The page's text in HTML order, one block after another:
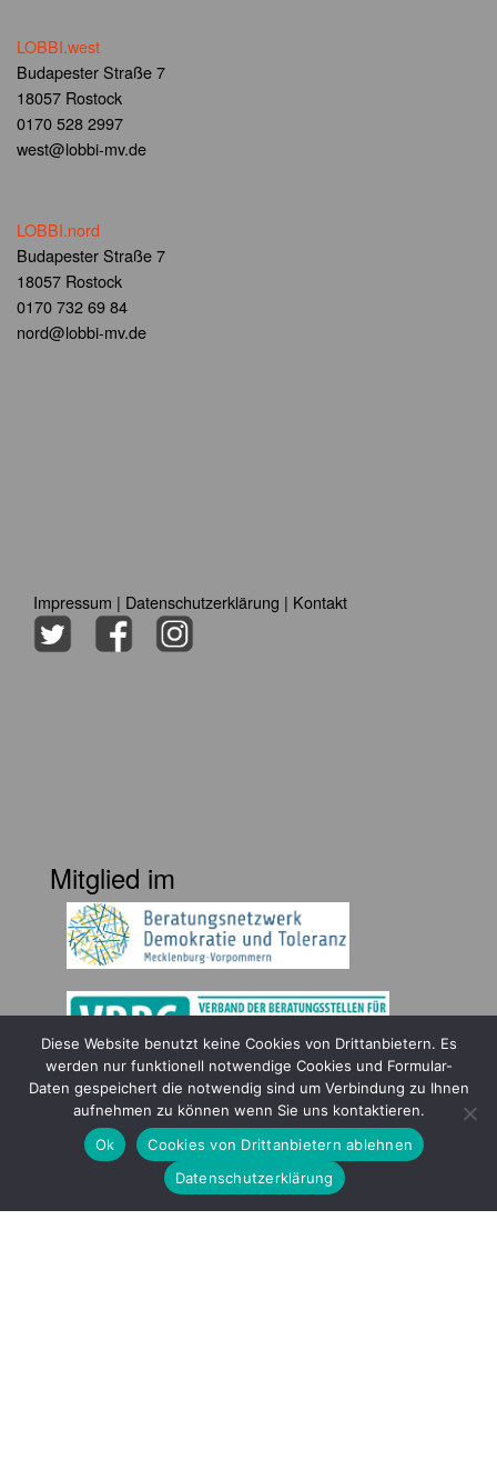
LOBBI.west
Budapester Straße 7
18057 Rostock
0170 528 2997
west@lobbi-mv.de
LOBBI.nord
Budapester Straße 7
18057 Rostock
0170 732 69 84
nord@lobbi-mv.de
Impressum | Datenschutzerklärung | Kontakt
Mitglied im
Gefördert durch
Diese Website benutzt keine Cookies von Drittanbietern. Es
werden nur funktionell notwendige Cookies und Formular-
Daten gespeichert die notwendig sind um Verbindung zu Ihnen
aufnehmen zu können wenn Sie uns kontaktieren.
Ok
Cookies von Drittanbietern ablehnen
Datenschutzerklärung